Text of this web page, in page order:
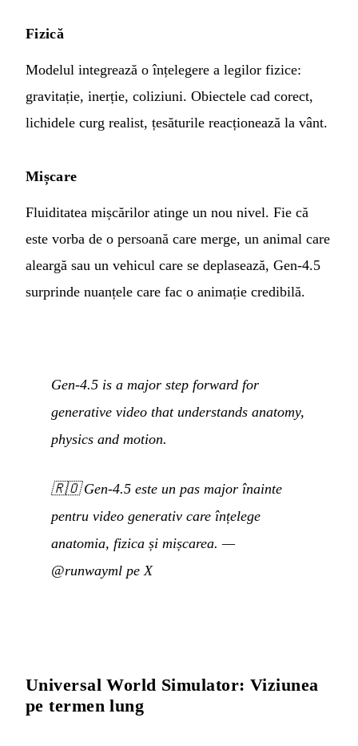
Fizică
Modelul integrează o înțelegere a legilor fizice:
gravitație, inerție, coliziuni. Obiectele cad corect,
lichidele curg realist, țesăturile reacționează la vânt.
Mișcare
Fluiditatea mișcărilor atinge un nou nivel. Fie că
este vorba de o persoană care merge, un animal care
aleargă sau un vehicul care se deplasează, Gen-4.5
surprinde nuanțele care fac o animație credibilă.
Gen-4.5 is a major step forward for
generative video that understands anatomy,
physics and motion.
🇷🇴Gen-4.5 este un pas major înainte
pentru video generativ care înțelege
anatomia, fizica și mișcarea. —
@runwayml pe X
Universal World Simulator: Viziunea
pe termen lung